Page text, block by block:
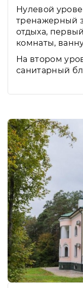
Нулевой
тренажерный
отдыха,
комнаты,
На втором
санитарный